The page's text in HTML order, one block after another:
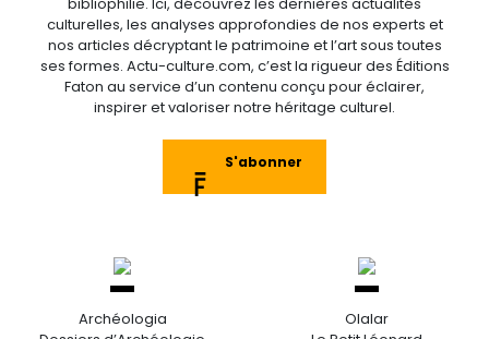
culturelles, les analyses approfondies de nos experts et
nos articles décryptant le patrimoine et l’art sous toutes
ses formes. Actu-culture.com, c’est la rigueur des Éditions
Faton au service d’un contenu conçu pour éclairer,
inspirer et valoriser notre héritage culturel.
S'abonner
Archéologia
Olalar